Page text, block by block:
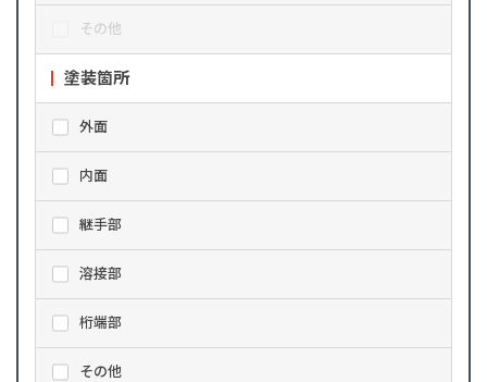
その他
塗装箇所
外面
内面
継手部
溶接部
桁端部
その他